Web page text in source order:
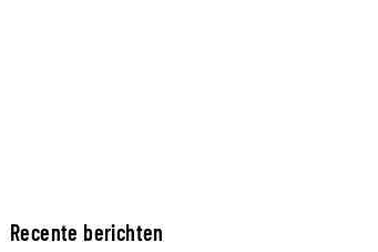
Recente berichten